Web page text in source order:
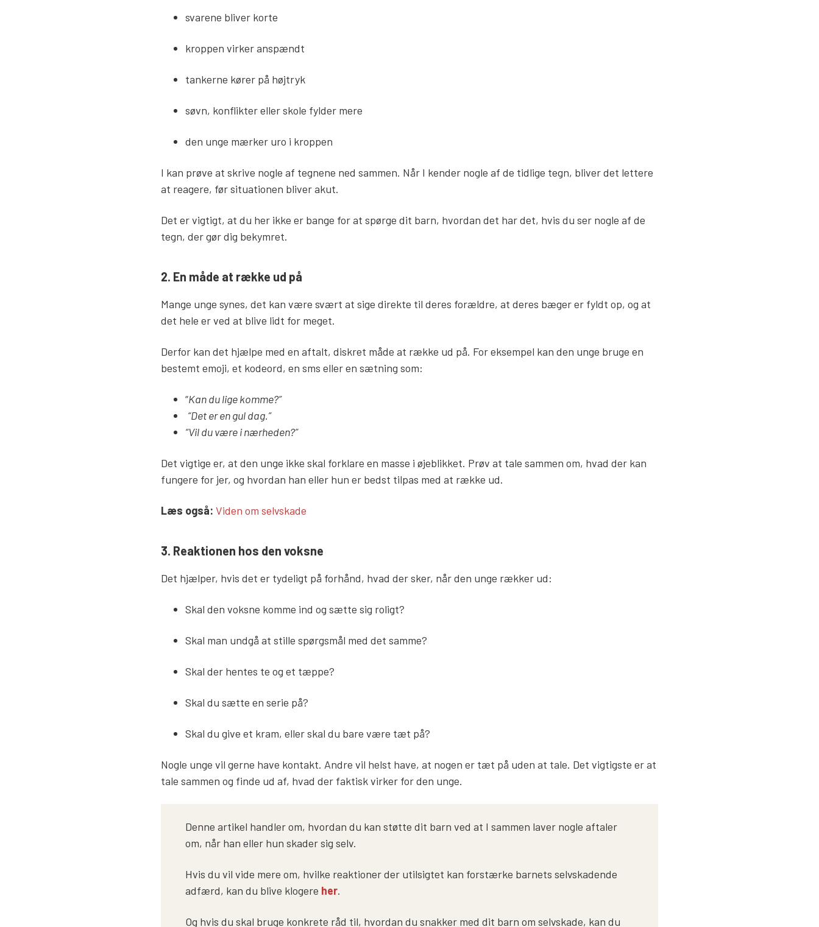
svarene bliver korte
kroppen virker anspændt
tankerne kører på højtryk
søvn, konflikter eller skole fylder mere
den unge mærker uro i kroppen
I kan prøve at skrive nogle af tegnene ned sammen. Når I kender nogle af de tidlige tegn, bliver det lettere
at reagere, før situationen bliver akut.
Det er vigtigt, at du her ikke er bange for at spørge dit barn, hvordan det har det, hvis du ser nogle af de
tegn, der gør dig bekymret.
2. En måde at række ud på
Mange unge synes, det kan være svært at sige direkte til deres forældre, at deres bæger er fyldt op, og at
det hele er ved at blive lidt for meget.
Derfor kan det hjælpe med en aftalt, diskret måde at række ud på. For eksempel kan den unge bruge en
bestemt emoji, et kodeord, en sms eller en sætning som:
“Kan du lige komme?”
“Det er en gul dag.”
“Vil du være i nærheden?”
Det vigtige er, at den unge ikke skal forklare en masse i øjeblikket. Prøv at tale sammen om, hvad der kan
fungere for jer, og hvordan han eller hun er bedst tilpas med at række ud.
Læs mere links
Læs også: Viden om selvskade
3. Reaktionen hos den voksne
Det hjælper, hvis det er tydeligt på forhånd, hvad der sker, når den unge rækker ud:
Skal den voksne komme ind og sætte sig roligt?
Skal man undgå at stille spørgsmål med det samme?
Skal der hentes te og et tæppe?
Skal du sætte en serie på?
Skal du give et kram, eller skal du bare være tæt på?
Nogle unge vil gerne have kontakt. Andre vil helst have, at nogen er tæt på uden at tale. Det vigtigste er at
tale sammen og finde ud af, hvad der faktisk virker for den unge.
Denne artikel handler om, hvordan du kan støtte dit barn ved at I sammen laver nogle aftaler
om, når han eller hun skader sig selv.
Hvis du vil vide mere om, hvilke reaktioner der utilsigtet kan forstærke barnets selvskadende
adfærd, kan du blive klogere her.
Og hvis du skal bruge konkrete råd til, hvordan du snakker med dit barn om selvskade, kan du